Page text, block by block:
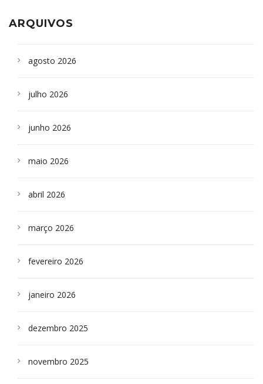
ARQUIVOS
agosto 2026
julho 2026
junho 2026
maio 2026
abril 2026
março 2026
fevereiro 2026
janeiro 2026
dezembro 2025
novembro 2025